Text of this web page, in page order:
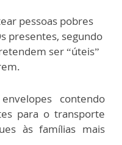
pessoas pobres
presentes, segundo
ser “úteis”
contendo
para o transporte
às famílias mais